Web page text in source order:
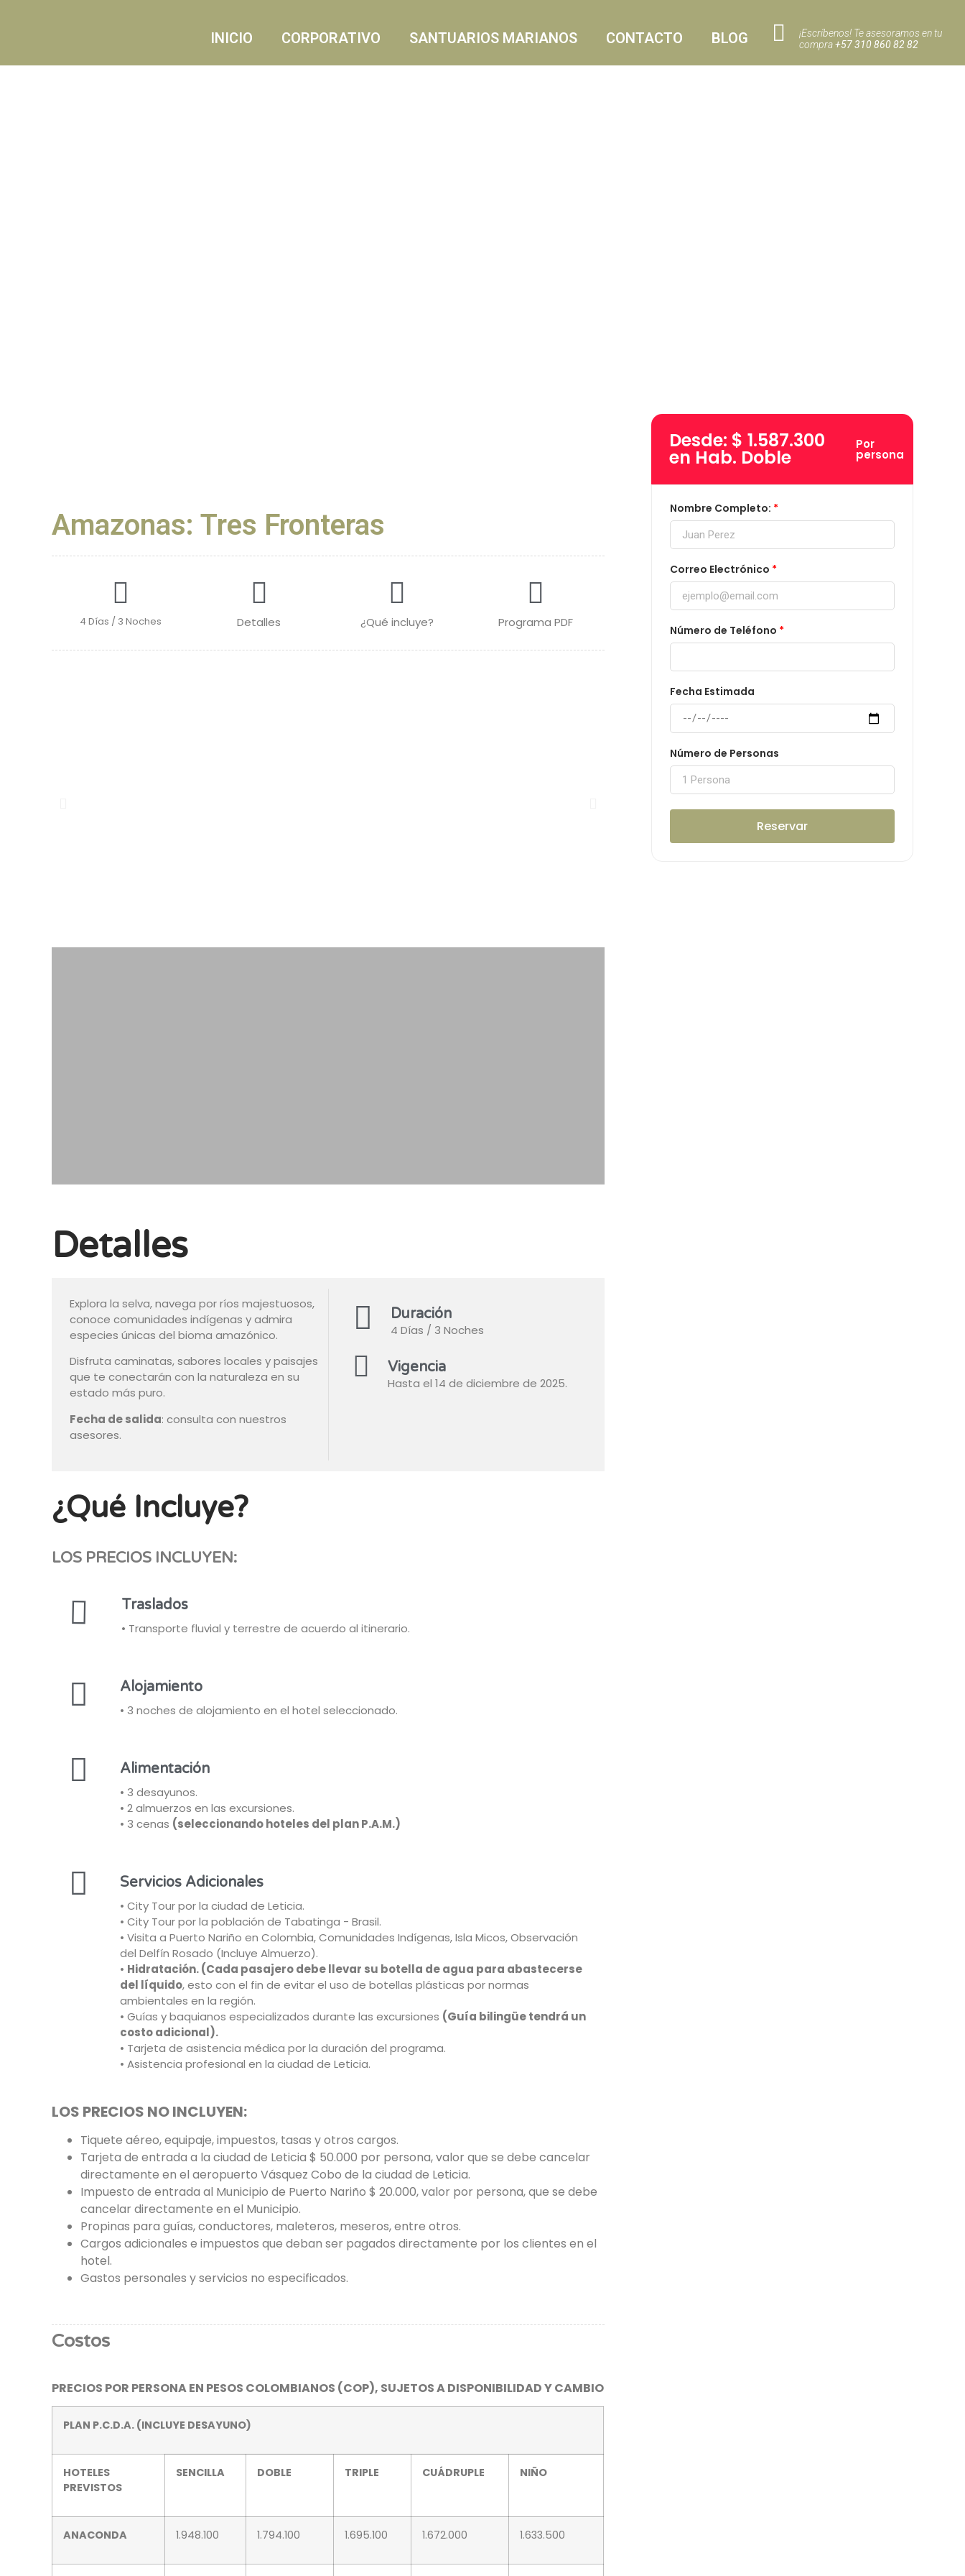
INICIO CORPORATIVO SANTUARIOS MARIANOS CONTACTO BLOG
¡Escríbenos! Te asesoramos en tu
compra+57 310 860 82 82
Amazonas: Tres Fronteras
4 Días / 3 Noches Detalles ¿Qué incluye? Programa PDF
Detalles
Explora la selva, navega por ríos majestuosos,
conoce comunidades indígenas y admira
especies únicas del bioma amazónico.
Disfruta caminatas, sabores locales y paisajes
que te conectarán con la naturaleza en su
estado más puro.
Fecha de salida: consulta con nuestros
asesores.
Duración
4 Días / 3 Noches
Vigencia
Hasta el 14 de diciembre de 2025.
¿Qué Incluye?
LOS PRECIOS INCLUYEN:
Traslados
• Transporte fluvial y terrestre de acuerdo al itinerario.
Alojamiento
• 3 noches de alojamiento en el hotel seleccionado.
Alimentación
• 3 desayunos.
• 2 almuerzos en las excursiones.
• 3 cenas (seleccionando hoteles del plan P.A.M.)
Servicios Adicionales
• City Tour por la ciudad de Leticia.
• City Tour por la población de Tabatinga - Brasil.
• Visita a Puerto Nariño en Colombia, Comunidades Indígenas, Isla Micos, Observación
del Delfín Rosado (Incluye Almuerzo).
• Hidratación. (Cada pasajero debe llevar su botella de agua para abastecerse
del líquido, esto con el fin de evitar el uso de botellas plásticas por normas
ambientales en la región.
• Guías y baquianos especializados durante las excursiones (Guía bilingüe tendrá un
costo adicional).
• Tarjeta de asistencia médica por la duración del programa.
• Asistencia profesional en la ciudad de Leticia.
LOS PRECIOS NO INCLUYEN:
Tiquete aéreo, equipaje, impuestos, tasas y otros cargos.
Tarjeta de entrada a la ciudad de Leticia $ 50.000 por persona, valor que se debe cancelar
directamente en el aeropuerto Vásquez Cobo de la ciudad de Leticia.
Impuesto de entrada al Municipio de Puerto Nariño $ 20.000, valor por persona, que se debe
cancelar directamente en el Municipio.
Propinas para guías, conductores, maleteros, meseros, entre otros.
Cargos adicionales e impuestos que deban ser pagados directamente por los clientes en el
hotel.
Gastos personales y servicios no especificados.
Costos
PRECIOS POR PERSONA EN PESOS COLOMBIANOS (COP), SUJETOS A DISPONIBILIDAD Y CAMBIO
PLAN P.C.D.A. (INCLUYE DESAYUNO)
HOTELES
PREVISTOS
SENCILLA DOBLE TRIPLE CUÁDRUPLE NIÑO
ANACONDA 1.948.100 1.794.100 1.695.100 1.672.000 1.633.500
Desde: $ 1.587.300
en Hab. Doble
Por
persona
Nombre Completo:
Correo Electrónico
Número de Teléfono
Fecha Estimada
Número de Personas
Reservar